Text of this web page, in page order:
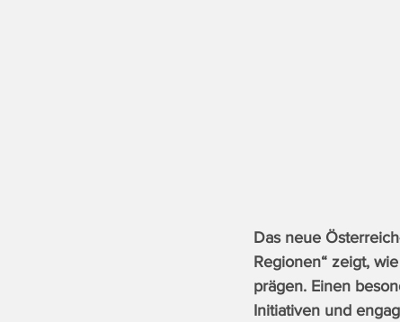
Das neue
Regionen“ zeigt,
prägen. Einen
Initiativen und